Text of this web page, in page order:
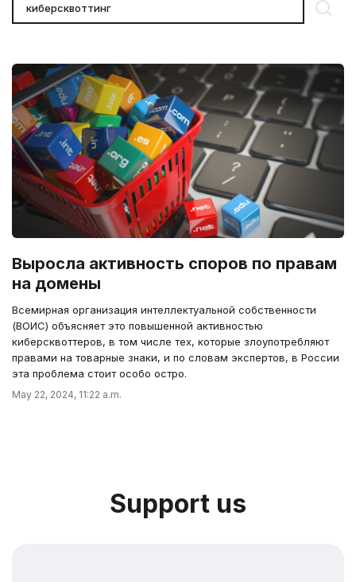
Выросла активность споров по правам
на домены
Всемирная организация интеллектуальной собственности
(ВОИС) объясняет это повышенной активностью
киберсквоттеров, в том числе тех, которые злоупотребляют
правами на товарные знаки, и по словам экспертов, в России
эта проблема стоит особо остро.
May 22, 2024, 11:22 a.m.
Support us